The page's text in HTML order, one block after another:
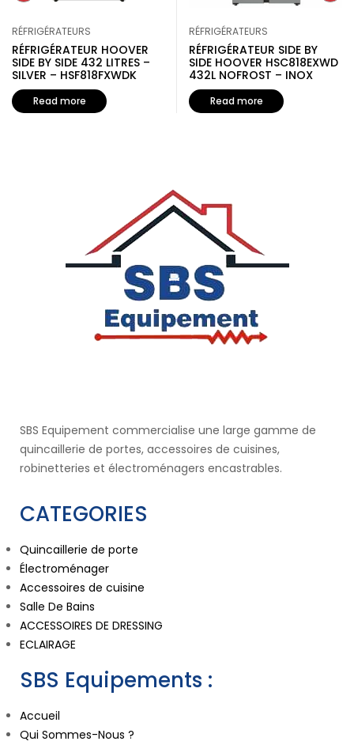
RÉFRIGÉRATEURS
RÉFRIGÉRATEUR HOOVER
SIDE BY SIDE 432 LITRES –
SILVER – HSF818FXWDK
Read more
RÉFRIGÉRATEURS
RÉFRIGÉRATEUR SIDE BY
SIDE HOOVER HSC818EXWD
432L NOFROST – INOX
Read more
SBS Equipement commercialise une large gamme de
quincaillerie de portes, accessoires de cuisines,
robinetteries et électroménagers encastrables.
CATEGORIES
Quincaillerie de porte
Électroménager
Accessoires de cuisine
Salle De Bains
ACCESSOIRES DE DRESSING
ECLAIRAGE
SBS Equipements :
Accueil
Qui Sommes-Nous ?